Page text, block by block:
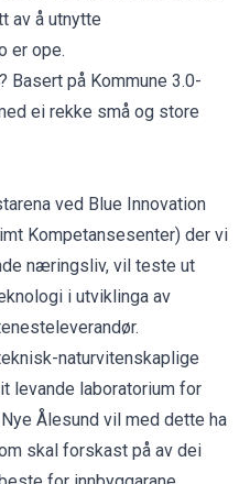
av å utnytte
er ope.
Basert på Kommune 3.0-
ei rekke små og store
ved Blue Innovation
Kompetansesenter) der vi
næringsliv, vil teste ut
i utviklinga av
naturvitenskaplige
levande laboratorium for
Ålesund vil med dette ha
skal forskast på av dei